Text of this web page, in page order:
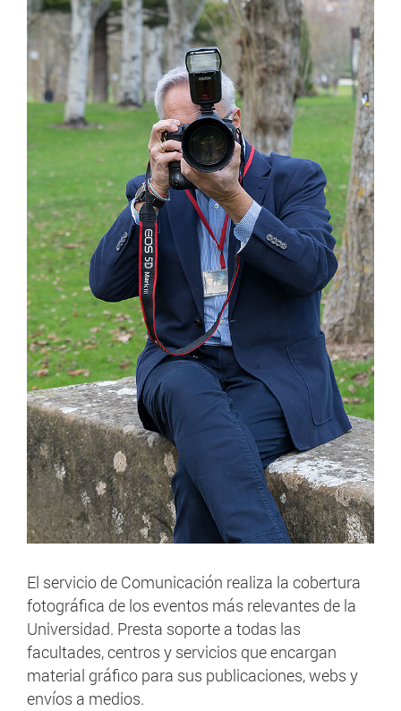
El servicio de Comunicación realiza la cobertura
fotográfica de los eventos más relevantes de la
Universidad. Presta soporte a todas las
facultades, centros y servicios que encargan
material gráfico para sus publicaciones, webs y
envíos a medios.